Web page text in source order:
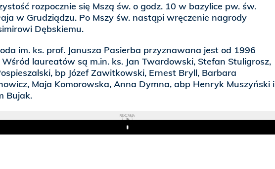
rozpocznie się Mszą św. o godz. 10 w bazylice pw. św.
w Grudziądzu. Po Mszy św. nastąpi wręczenie nagrody
Dębskiemu.
im. ks. prof. Janusza Pasierba przyznawana jest od 1996
Wśród laureatów są m.in. ks. Jan Twardowski, Stefan Stuligrosz,
bp Józef Zawitkowski, Ernest Bryll, Barbara
Maja Komorowska, Anna Dymna, abp Henryk Muszyński i
Bujak.
REKLAMA
Play